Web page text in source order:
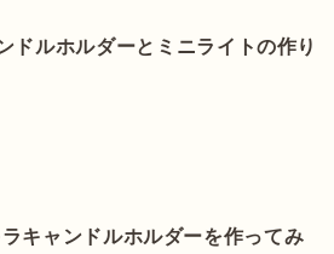
ドルホルダーとミニライトの作り
キャンドルホルダーを作ってみ